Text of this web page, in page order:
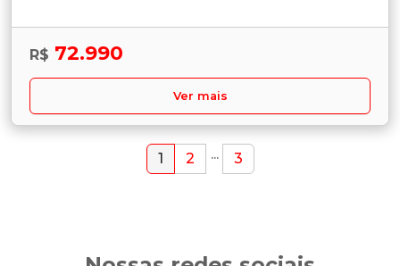
R$ 72.990
Ver mais
1 2 ... 3